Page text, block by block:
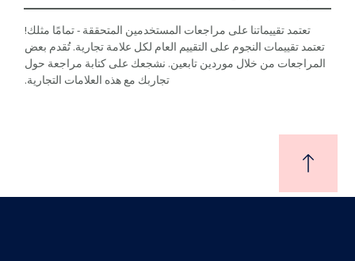
تعتمد تقييماتنا على مراجعات المستخدمين المتحققة - تمامًا مثلك!
تعتمد تقييمات النجوم على التقييم العام لكل علامة تجارية. تُقدم بعض
المراجعات من خلال موردين تابعين. نشجعك على كتابة مراجعة حول
تجاربك مع هذه العلامات التجارية.